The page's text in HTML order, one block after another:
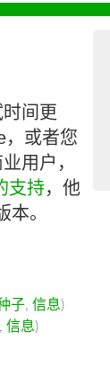
间更
，或者您
用户，
支持，他
。
子, 信息)
, 信息)